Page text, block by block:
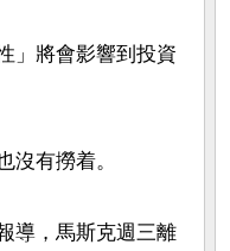
」將會影響到投資
有撈着。
導，馬斯克週三離